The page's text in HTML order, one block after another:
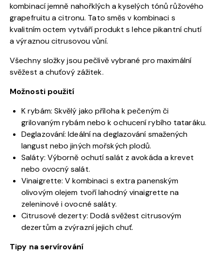
kombinací jemně nahořklých a kyselých tónů růžového
grapefruitu a citronu. Tato směs v kombinaci s
kvalitním octem vytváří produkt s lehce pikantní chutí
a výraznou citrusovou vůní.
Všechny složky jsou pečlivě vybrané pro maximální
svěžest a chuťový zážitek.
Možnosti použití
K rybám: Skvělý jako příloha k pečeným či
grilovaným rybám nebo k ochucení rybího tataráku.
Deglazování: Ideální na deglazování smažených
langust nebo jiných mořských plodů.
Saláty: Výborně ochutí salát z avokáda a krevet
nebo ovocný salát.
Vinaigrette: V kombinaci s extra panenským
olivovým olejem tvoří lahodný vinaigrette na
zeleninové i ovocné saláty.
Citrusové dezerty: Dodá svěžest citrusovým
dezertům a zvýrazní jejich chuť.
Tipy na servírování